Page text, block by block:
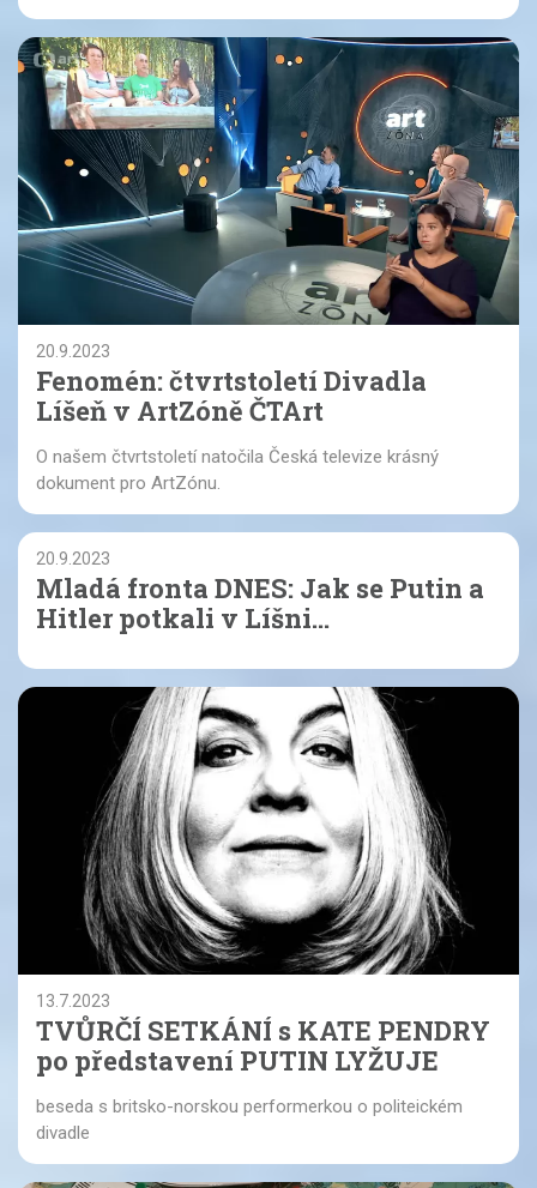
20.9.2023
Fenomén: čtvrtstoletí Divadla
Líšeň v ArtZóně ČTArt
O našem čtvrtstoletí natočila Česká televize krásný
dokument pro ArtZónu.
20.9.2023
Mladá fronta DNES: Jak se Putin a
Hitler potkali v Líšni...
13.7.2023
TVŮRČÍ SETKÁNÍ s KATE PENDRY
po představení PUTIN LYŽUJE
beseda s britsko-norskou performerkou o politeickém
divadle